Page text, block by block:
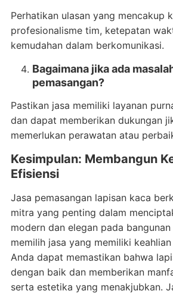
Perhatikan ulasan yang mencakup
profesionalisme tim, ketepatan
kemudahan dalam berkomunikasi.
Bagaimana jika ada
pemasangan?
Pastikan jasa memiliki layanan
dan dapat memberikan dukungan
memerlukan perawatan atau
Kesimpulan: Membangun
Efisiensi
Jasa pemasangan lapisan kaca
mitra yang penting dalam
modern dan elegan pada
memilih jasa yang memiliki
Anda dapat memastikan bahwa
dengan baik dan memberikan
serta estetika yang menakjubkan.